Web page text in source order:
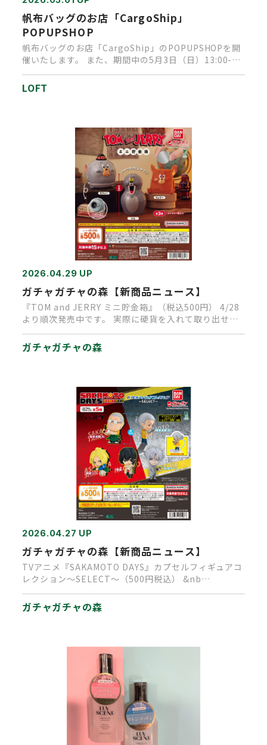
帆布バッグのお店「CargoShip」
POPUPSHOP
帆布バッグのお店「CargoShip」のPOPUPSHOPを開
催いたします。 また、期間中の5月3日（日）13:00-
LOFT
2026.04.29 UP
ガチャガチャの森【新商品ニュース】
『TOM and JERRY ミニ貯金箱』（税込500円） 4/28
より順次発売中です。 実際に硬貨を入れて取り出せ
る、…
ガチャガチャの森
2026.04.27 UP
ガチャガチャの森【新商品ニュース】
TVアニメ『SAKAMOTO DAYS』カプセルフィギュアコ
レクション～SELECT～（500円税込） &nb…
ガチャガチャの森